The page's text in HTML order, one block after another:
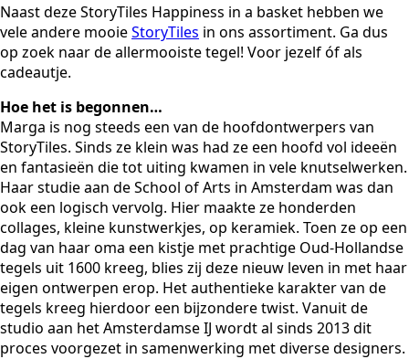
Naast deze StoryTiles Happiness in a basket hebben we
vele andere mooieStoryTiles in ons assortiment. Ga dus
op zoek naar de allermooiste tegel! Voor jezelf óf als
cadeautje.
Hoe het is begonnen…
Marga is nog steeds een van de hoofdontwerpers van
StoryTiles. Sinds ze klein was had ze een hoofd vol ideeën
en fantasieën die tot uiting kwamen in vele knutselwerken.
Haar studie aan de School of Arts in Amsterdam was dan
ook een logisch vervolg. Hier maakte ze honderden
collages, kleine kunstwerkjes, op keramiek. Toen ze op een
dag van haar oma een kistje met prachtige Oud-Hollandse
tegels uit 1600 kreeg, blies zij deze nieuw leven in met haar
eigen ontwerpen erop. Het authentieke karakter van de
tegels kreeg hierdoor een bijzondere twist. Vanuit de
studio aan het Amsterdamse IJ wordt al sinds 2013 dit
proces voorgezet in samenwerking met diverse designers.